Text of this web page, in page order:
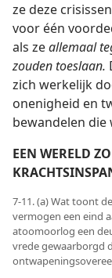
ze deze
voor één
als zeallemaal
zouden toeslaan.
zich werkelijk
onenigheid en
bewandelen die
EEN WERELD
7-11. (a) Wat toont
vermogen een eind
atoomoorlog een
vrede gewaarborgd